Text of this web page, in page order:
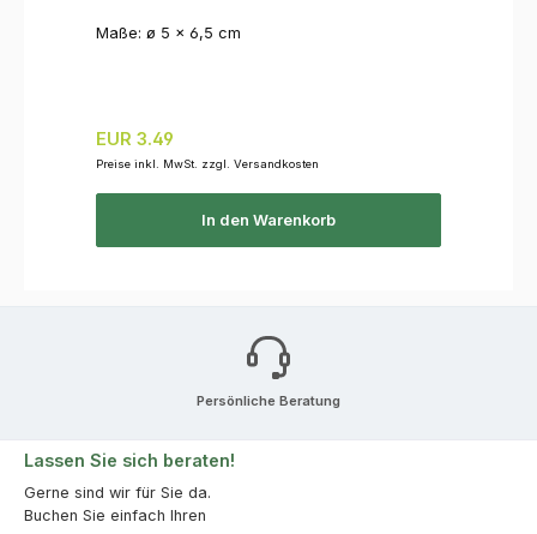
Maße: ø 5 × 6,5 cm
Regulärer Preis:
EUR 3.49
Preise inkl. MwSt. zzgl. Versandkosten
In den Warenkorb
Persönliche Beratung
Lassen Sie sich beraten!
Gerne sind wir für Sie da.
Buchen Sie einfach Ihren